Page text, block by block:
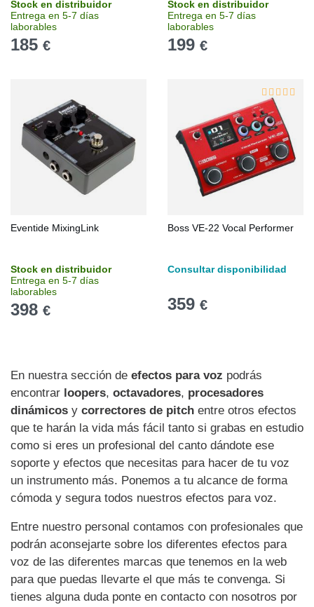
Stock en distribuidor
Entrega en 5-7 días
laborables
185 €
Stock en distribuidor
Entrega en 5-7 días
laborables
199 €
Eventide MixingLink
Stock en distribuidor
Entrega en 5-7 días
laborables
398 €
Boss VE-22 Vocal Performer
Consultar disponibilidad
359 €
En nuestra sección de efectos para voz podrás
encontrar loopers, octavadores, procesadores
dinámicos y correctores de pitch entre otros efectos
que te harán la vida más fácil tanto si grabas en estudio
como si eres un profesional del canto dándote ese
soporte y efectos que necesitas para hacer de tu voz
un instrumento más. Ponemos a tu alcance de forma
cómoda y segura todos nuestros efectos para voz.
Entre nuestro personal contamos con profesionales que
podrán aconsejarte sobre los diferentes efectos para
voz de las diferentes marcas que tenemos en la web
para que puedas llevarte el que más te convenga. Si
tienes alguna duda ponte en contacto con nosotros por